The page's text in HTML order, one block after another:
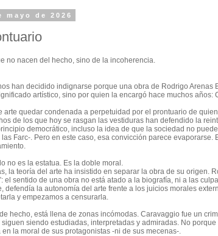
mayo de 2026
no nacen del hecho, sino de la incoherencia.
han decidido indignarse porque una obra de Rodrigo Arenas
artístico, sino por quien la encargó hace muchos años:
arte quedar condenada a perpetuidad por el prontuario de
de los que hoy se rasgan las vestiduras han defendido la
democrático, incluso la idea de que la sociedad no
Farc-. Pero en este caso, esa convicción parece evaporarse.
no es la estatua. Es la doble moral.
la teoría del arte ha insistido en separar la obra de su origen.
el sentido de una obra no está atado a la biografía, ni a las
defendía la autonomía del arte frente a los juicios morales
y empezamos a censurarla.
hecho, está llena de zonas incómodas. Caravaggio fue un
siendo estudiadas, interpretadas y admiradas. No
en la moral de sus protagonistas -ni de sus mecenas-.